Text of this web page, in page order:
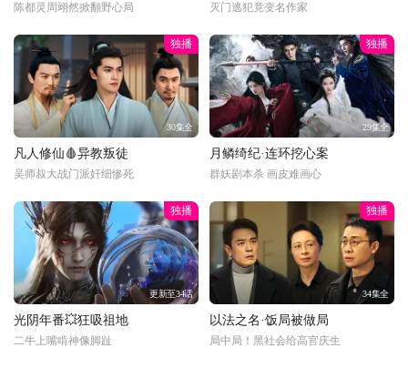
陈都灵周翊然掀翻野心局 灭门逃犯竟变名作家
独播
30集全
凡人修仙🩸异教叛徒
吴师叔大战门派奸细惨死
独播
29集全
月鳞绮纪·连环挖心案
群妖剧本杀 画皮难画心
独播
更新至34话
光阴年番💥狂吸祖地
二牛上嘴啃神像脚趾
独播
34集全
以法之名·饭局被做局
局中局！黑社会给高官庆生